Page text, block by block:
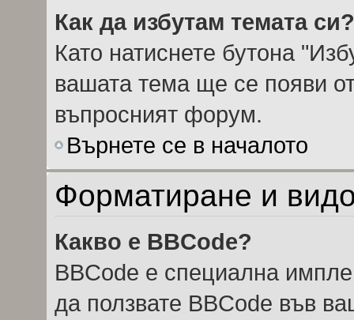
Как да избутам темата си?
Като натиснете бутона
вашата тема ще се появи
въпросният форум.
Върнете се в началото
Форматиране и
Какво е BBCode?
BBCode е специална
да ползвате BBCode във